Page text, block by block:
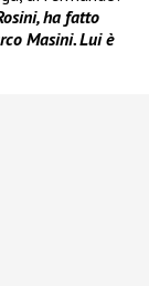
ha fatto
Masini. Lui è